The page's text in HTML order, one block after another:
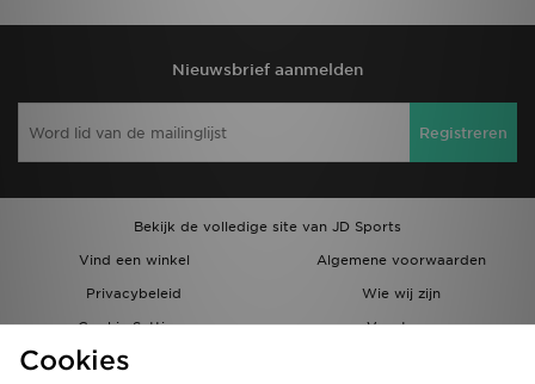
Nieuwsbrief aanmelden
Registreren
Bekijk de volledige site van JD Sports
Vind een winkel
Algemene voorwaarden
Privacybeleid
Wie wij zijn
Cookie Settings
Vacatures
Bestellingen en Levering
Cookies